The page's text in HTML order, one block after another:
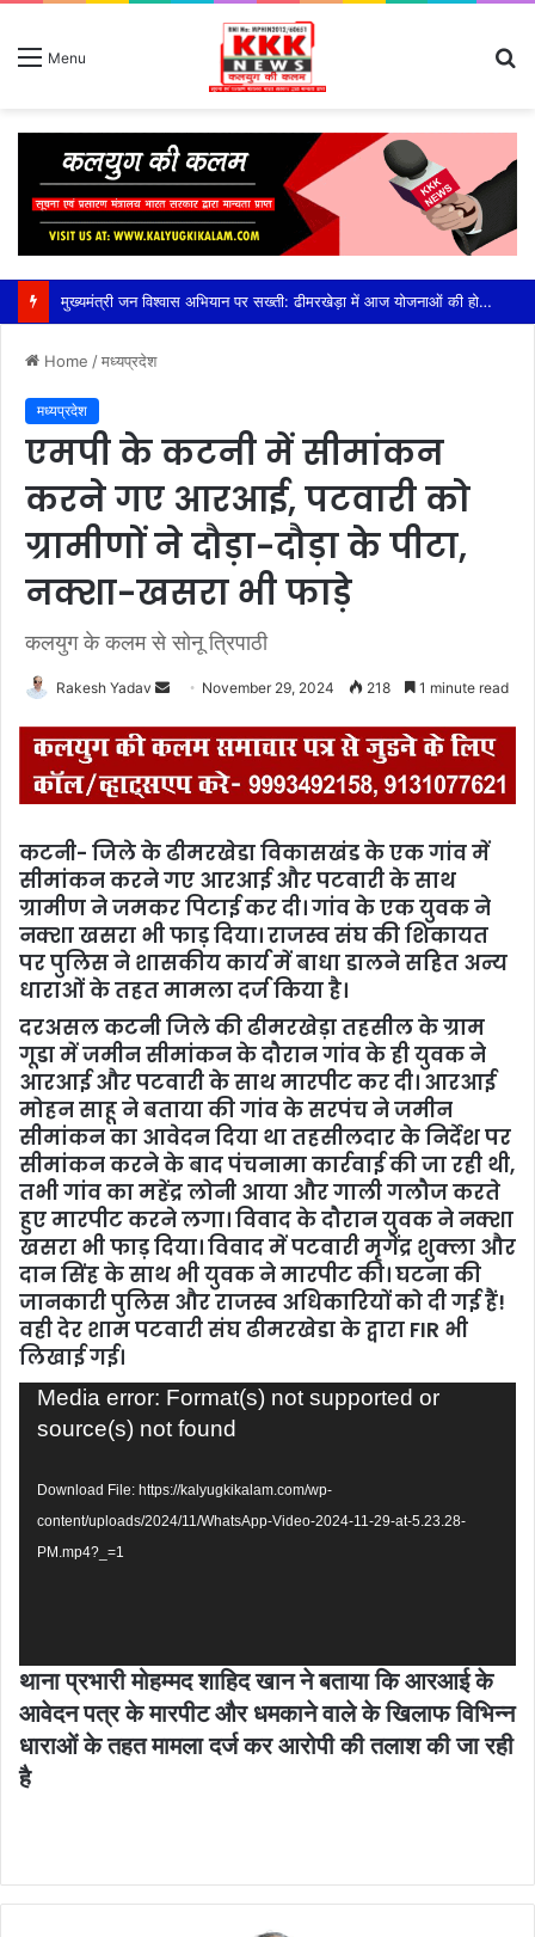
Menu
मुख्यमंत्री जन विश्वास अभियान पर सख्ती: ढीमरखेड़ा में आज योजनाओं की होगी बड़ी समीक्षा, लापरवाही पर रहेगा फोकस,सीईओ युजवेंद्र कोरी की अध्यक्षता में होगी अहम बैठक, सीएम हेल्पलाइन, पीएम आवास, संबल योजना और लंबित विकास कार्यों की होगी विस्तृत समीक्षा
Home /मध्यप्रदेश
मध्यप्रदेश
एमपी के कटनी में सीमांकन
करने गए आरआई, पटवारी को
ग्रामीणों ने दौड़ा-दौड़ा के पीटा,
नक्शा-खसरा भी फाड़े
कलयुग के कलम से सोनू त्रिपाठी
Rakesh Yadav
n
d
a
e
m
a
l
November 29, 2024 218 1 minute read
कटनी- जिले के ढीमरखेडा विकासखंड के एक गांव में
सीमांकन करने गए आरआई और पटवारी के साथ
ग्रामीण ने जमकर पिटाई कर दी। गांव के एक युवक ने
नक्शा खसरा भी फाड़ दिया। राजस्व संघ की शिकायत
पर पुलिस ने शासकीय कार्य में बाधा डालने सहित अन्य
धाराओं के तहत मामला दर्ज किया है।
दरअसल कटनी जिले की ढीमरखेड़ा तहसील के ग्राम
गूडा में जमीन सीमांकन के दौरान गांव के ही युवक ने
आरआई और पटवारी के साथ मारपीट कर दी। आरआई
मोहन साहू ने बताया की गांव के सरपंच ने जमीन
सीमांकन का आवेदन दिया था तहसीलदार के निर्देश पर
सीमांकन करने के बाद पंचनामा कार्रवाई की जा रही थी,
तभी गांव का महेंद्र लोनी आया और गाली गलौज करते
हुए मारपीट करने लगा। विवाद के दौरान युवक ने नक्शा
खसरा भी फाड़ दिया। विवाद में पटवारी मृगेंद्र शुक्ला और
दान सिंह के साथ भी युवक ने मारपीट की। घटना की
जानकारी पुलिस और राजस्व अधिकारियों को दी गई हैं!
वही देर शाम पटवारी संघ ढीमरखेडा के द्वारा FIR भी
लिखाई गई।
Video
Player
Media error: Format(s) not supported or
source(s) not found
Download File: https://kalyugkikalam.com/wp-
content/uploads/2024/11/WhatsApp-Video-2024-11-29-at-5.23.28-
PM.mp4?_=1
थाना प्रभारी मोहम्मद शाहिद खान ने बताया कि आरआई के
आवेदन पत्र के मारपीट और धमकाने वाले के खिलाफ विभिन्न
धाराओं के तहत मामला दर्ज कर आरोपी की तलाश की जा रही
है